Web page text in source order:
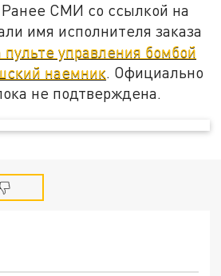
СМИ со ссылкой на
имя исполнителя заказа
пульте управления бомбой
наемник. Официально
не подтверждена.